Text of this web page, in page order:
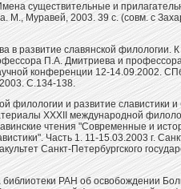
существительные и
М., Муравей, 2003. 39 с. (совм. с
в развитие славянской филологии.
П.А. Дмитриева и
конференции 12-14.09.2002.
С.134-138.
филологии и развитие славистики и
XXXII международной
чтения "Современные и
Часть 1. 11-15.03.2003 г.
Санкт-Петербургского
РАН об освобождении